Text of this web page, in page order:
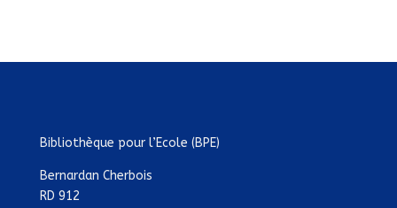
Bibliothèque pour l’Ecole (BPE)
Bernardan Cherbois
RD 912